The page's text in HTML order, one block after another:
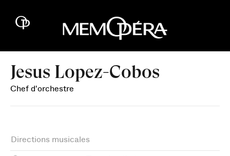
Jesus Lopez-Cobos
Chef d'orchestre
Directions musicales